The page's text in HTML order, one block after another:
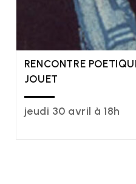
RENCONTRE
JOUET
jeudi 30 avril à 18h